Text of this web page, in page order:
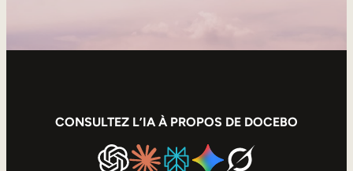
CONSULTEZ L’IA À PROPOS DE DOCEBO